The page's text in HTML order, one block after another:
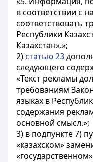
в соответствии с
соответствовать
Республики
Казахстан».»;
2) статью 23
следующего
«Текст рекламы
требованиям
языках в
содержания
основной смысл.»;
3) в подпункте 7)
«казахском»